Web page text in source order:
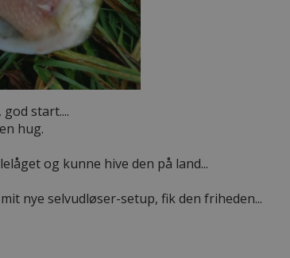
start....
hug.
og kunne hive den på land...
nye selvudløser-setup, fik den friheden...